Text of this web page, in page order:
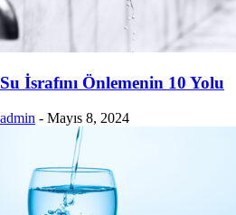
Su İsrafını Önlemenin 10 Yolu
admin - Mayıs 8, 2024